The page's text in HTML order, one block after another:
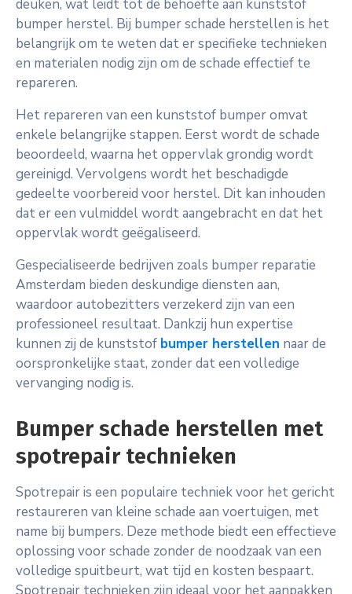
deuken, wat leidt tot de behoefte aan kunststof
bumper herstel. Bij bumper schade herstellen is het
belangrijk om te weten dat er specifieke technieken
en materialen nodig zijn om de schade effectief te
repareren.
Het repareren van een kunststof bumper omvat
enkele belangrijke stappen. Eerst wordt de schade
beoordeeld, waarna het oppervlak grondig wordt
gereinigd. Vervolgens wordt het beschadigde
gedeelte voorbereid voor herstel. Dit kan inhouden
dat er een vulmiddel wordt aangebracht en dat het
oppervlak wordt geëgaliseerd.
Gespecialiseerde bedrijven zoals bumper reparatie
Amsterdam bieden deskundige diensten aan,
waardoor autobezitters verzekerd zijn van een
professioneel resultaat. Dankzij hun expertise
kunnen zij de kunststof bumper herstellen naar de
oorspronkelijke staat, zonder dat een volledige
vervanging nodig is.
Bumper schade herstellen met
spotrepair technieken
Spotrepair is een populaire techniek voor het gericht
restaureren van kleine schade aan voertuigen, met
name bij bumpers. Deze methode biedt een effectieve
oplossing voor schade zonder de noodzaak van een
volledige spuitbeurt, wat tijd en kosten bespaart.